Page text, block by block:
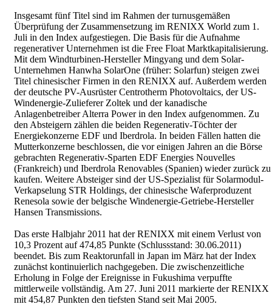
Insgesamt fünf Titel sind im Rahmen der turnusgemäßen
Überprüfung der Zusammensetzung im RENIXX World zum 1.
Juli in den Index aufgestiegen. Die Basis für die Aufnahme
regenerativer Unternehmen ist die Free Float Marktkapitalisierung.
Mit dem Windturbinen-Hersteller Mingyang und dem Solar-
Unternehmen Hanwha SolarOne (früher: Solarfun) steigen zwei
Titel chinesischer Firmen in den RENIXX auf. Außerdem werden
der deutsche PV-Ausrüster Centrotherm Photovoltaics, der US-
Windenergie-Zulieferer Zoltek und der kanadische
Anlagenbetreiber Alterra Power in den Index aufgenommen. Zu
den Absteigern zählen die beiden Regenerativ-Töchter der
Energiekonzerne EDF und Iberdrola. In beiden Fällen hatten die
Mutterkonzerne beschlossen, die vor einigen Jahren an die Börse
gebrachten Regenerativ-Sparten EDF Energies Nouvelles
(Frankreich) und Iberdrola Renovables (Spanien) wieder zurück zu
kaufen. Weitere Absteiger sind der US-Spezialist für Solarmodul-
Verkapselung STR Holdings, der chinesische Waferproduzent
Renesola sowie der belgische Windenergie-Getriebe-Hersteller
Hansen Transmissions.
Das erste Halbjahr 2011 hat der RENIXX mit einem Verlust von
10,3 Prozent auf 474,85 Punkte (Schlussstand: 30.06.2011)
beendet. Bis zum Reaktorunfall in Japan im März hat der Index
zunächst kontinuierlich nachgegeben. Die zwischenzeitliche
Erholung in Folge der Ereignisse in Fukushima verpuffte
mittlerweile vollständig. Am 27. Juni 2011 markierte der RENIXX
mit 454,87 Punkten den tiefsten Stand seit Mai 2005.